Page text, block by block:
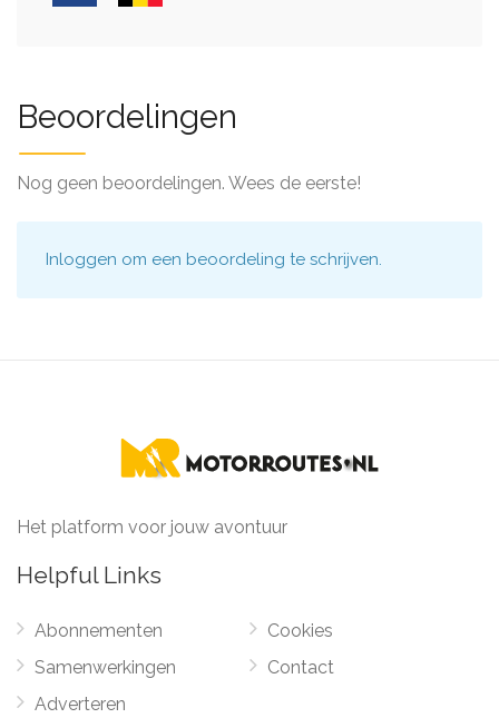
Beoordelingen
Nog geen beoordelingen. Wees de eerste!
Inloggen om een beoordeling te schrijven.
Het platform voor jouw avontuur
Helpful Links
Abonnementen
Samenwerkingen
Adverteren
Cookies
Contact